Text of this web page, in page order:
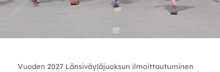
Vuoden 2027 Länsiväyläjuoksun ilmoittautuminen